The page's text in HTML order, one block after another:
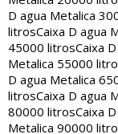
D agua Metalica
litrosCaixa D agua
45000 litrosCaixa
Metalica 55000
D agua Metalica
litrosCaixa D agua
80000 litrosCaixa
Metalica 90000